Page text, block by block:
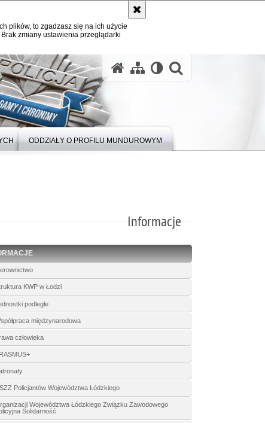
plików, to zgadzasz się na ich użycie
zmiany ustawienia przeglądarki
ODDZIAŁY O PROFILU MUNDUROWYM
Informacje
KWP w Łodzi
podległe
międzynarodowa
człowieka
Policjantów Województwa Łódzkiego
Województwa Łódzkiego Związku Zawodowego
Solidarność